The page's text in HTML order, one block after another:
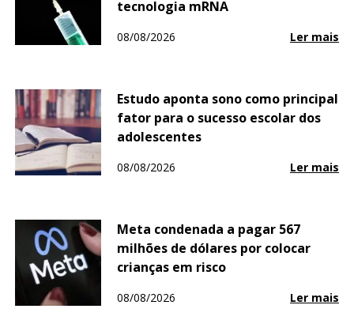
tecnologia mRNA
08/08/2026 Ler mais
Estudo aponta sono como principal
fator para o sucesso escolar dos
adolescentes
08/08/2026 Ler mais
Meta condenada a pagar 567
milhões de dólares por colocar
crianças em risco
08/08/2026 Ler mais